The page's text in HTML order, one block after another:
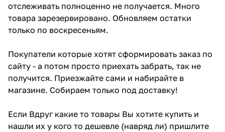
отслеживать полноценно не получается. Много
товара зарезервировано. Обновляем остатки
только по воскресеньям.
Покупатели которые хотят сформировать заказ по
сайту - а потом просто приехать забрать, так не
получится. Приезжайте сами и набирайте в
магазине. Собираем только под доставку!
Если Вдруг какие то товары Вы хотите купить и
нашли их у кого то дешевле (навряд ли) пришлите